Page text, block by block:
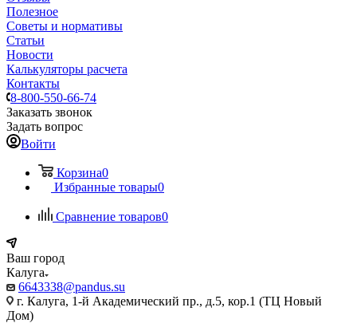
Полезное
Советы и нормативы
Статьи
Новости
Калькуляторы расчета
Контакты
8-800-550-66-74
Заказать звонок
Задать вопрос
Войти
Корзина0
Избранные товары0
Сравнение товаров0
Ваш город
Калуга
6643338@pandus.su
г. Калуга, 1-й Академический пр., д.5, кор.1 (ТЦ Новый
Дом)